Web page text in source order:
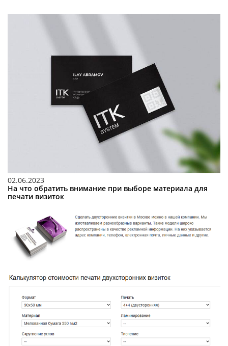
02.06.2023
На что обратить внимание при выборе материала для
печати визиток